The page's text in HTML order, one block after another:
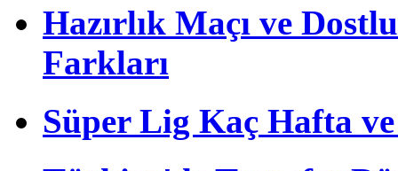
Hazırlık Maçı ve
Farkları
Süper Lig Kaç Hafta